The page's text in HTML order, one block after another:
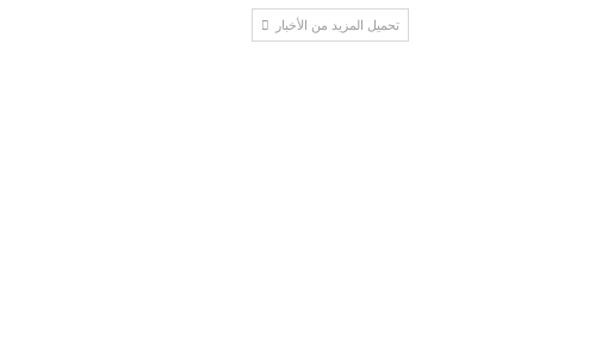
تحميل المزيد من الأخبار